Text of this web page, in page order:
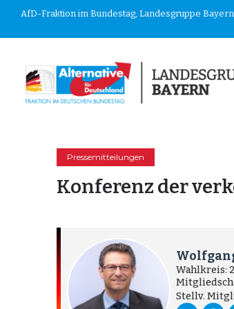
AfD-Fraktion im Bundestag, Landesgruppe Bayern
Pressemitteilungen
Konferenz der
Wahlkreis:
Stellv.